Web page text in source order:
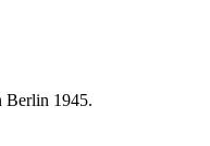
Berlin 1945.